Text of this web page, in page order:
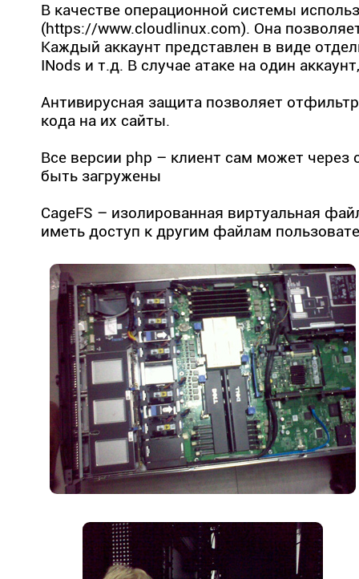
В качестве операционной системы
(https://www.cloudlinux.com). Она
Каждый аккаунт представлен в виде
INods и т.д. В случае атаке на один
Антивирусная защита позволяет
кода на их сайты.
Все версии php – клиент сам может
быть загружены
CageFS – изолированная виртуальная
иметь доступ к другим файлам